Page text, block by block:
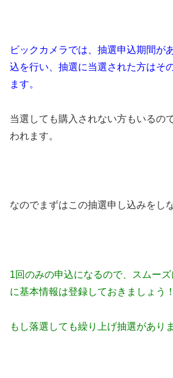
ビックカメラでは、抽選申込期間が
込を行い、抽選に当選された方はそ
ます。
当選しても購入されない方もいるの
われます。
なのでまずはこの抽選申し込みをし
1回のみの申込になるので、スムー
に基本情報は登録しておきましょう！
もし落選しても繰り上げ抽選があり